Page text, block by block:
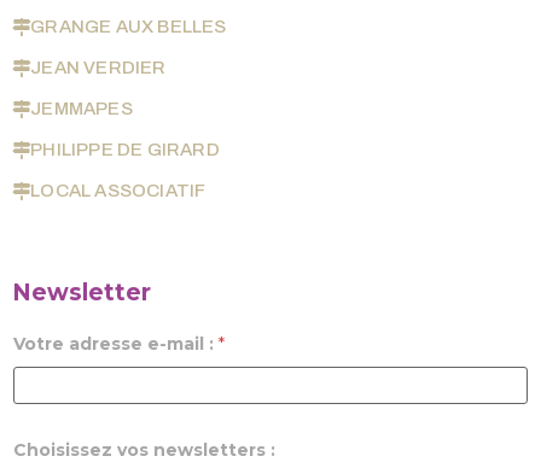
GRANGE AUX BELLES
JEAN VERDIER
JEMMAPES
PHILIPPE DE GIRARD
LOCAL ASSOCIATIF
Newsletter
Votre adresse e-mail : *
Choisissez vos newsletters :